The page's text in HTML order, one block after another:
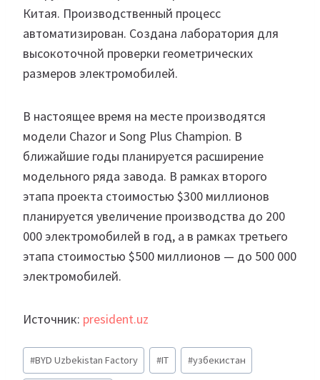
Китая. Производственный процесс
автоматизирован. Создана лаборатория для
высокоточной проверки геометрических
размеров электромобилей.
В настоящее время на месте производятся
модели Chazor и Song Plus Champion. В
ближайшие годы планируется расширение
модельного ряда завода. В рамках второго
этапа проекта стоимостью $300 миллионов
планируется увеличение производства до 200
000 электромобилей в год, а в рамках третьего
этапа стоимостью $500 миллионов — до 500 000
электромобилей.
Источник: president.uz
Метки
записи:
#BYD Uzbekistan Factory #IT #узбекистан